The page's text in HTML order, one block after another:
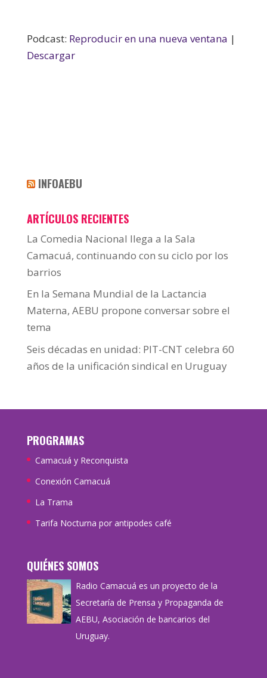
Podcast: Reproducir en una nueva ventana |
Descargar
INFOAEBU
ARTÍCULOS RECIENTES
La Comedia Nacional llega a la Sala
Camacuá, continuando con su ciclo por los
barrios
En la Semana Mundial de la Lactancia
Materna, AEBU propone conversar sobre el
tema
Seis décadas en unidad: PIT-CNT celebra 60
años de la unificación sindical en Uruguay
PROGRAMAS
Camacuá y Reconquista
Conexión Camacuá
La Trama
Tarifa Nocturna por antipodes café
QUIÉNES SOMOS
Radio Camacuá es un proyecto de la
Secretaría de Prensa y Propaganda de
AEBU, Asociación de bancarios del
Uruguay.